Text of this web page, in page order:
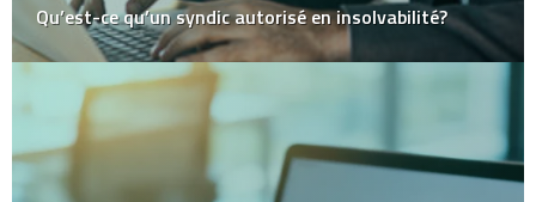
Qu’est-ce qu’un syndic autorisé en insolvabilité?